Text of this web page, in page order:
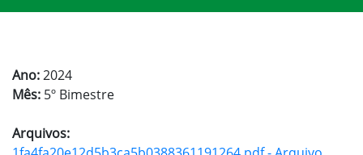
Ano:2024
Mês: 5º Bimestre
Arquivos: